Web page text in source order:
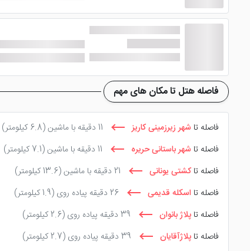
فاصله هتل تا مکان های مهم
فاصله تا شهر زیرزمینی کاریز 11 دقیقه با ماشین
(6.8 کیلومتر)
فاصله تا شهر باستانی حریره 11 دقیقه با ماشین
(7.1 کیلومتر)
فاصله تا کشتی یونانی 21 دقیقه با ماشین
(13.6 کیلومتر)
فاصله تا اسکله قدیمی 26 دقیقه پیاده روی
(1.9 کیلومتر)
فاصله تا پلاژ بانوان 39 دقیقه پیاده روی
(2.6 کیلومتر)
فاصله تا پلاژآقایان 39 دقیقه پیاده روی
(2.7 کیلومتر)